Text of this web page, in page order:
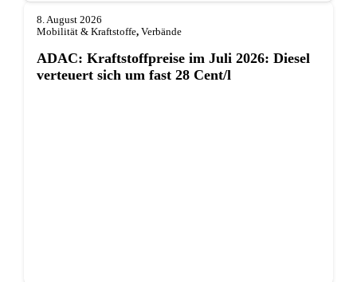
8. August 2026
Mobilität & Kraftstoffe, Verbände
ADAC: Kraftstoffpreise im Juli 2026: Diesel
verteuert sich um fast 28 Cent/l